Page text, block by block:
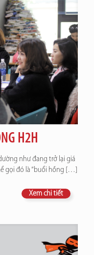
H2H
như đang trở lại giá
gọi đó là “buổi hồng […]
Xem chi tiết